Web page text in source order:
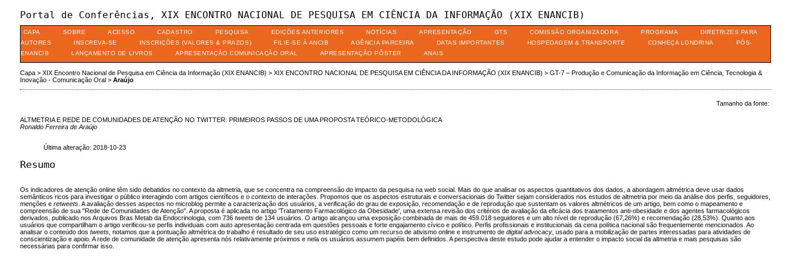
Portal de Conferências, XIX ENCONTRO NACIONAL DE PESQUISA EM CIÊNCIA DA INFORMAÇÃO (XIX ENANCIB)
CAPA SOBRE ACESSO CADASTRO PESQUISA EDIÇÕES ANTERIORES NOTÍCIAS APRESENTAÇÃO GTS COMISSÃO ORGANIZADORA PROGRAMA
DIRETRIZES PARA
AUTORES
INSCREVA-SE INSCRIÇÕES (VALORES & PRAZOS) FILIE-SE À ANCIB AGÊNCIA PARCEIRA DATAS IMPORTANTES HOSPEDAGEM & TRANSPORTE CONHEÇA LONDRINA
PÓS-
ENANCIB
LANÇAMENTO DE LIVROS APRESENTAÇÃO COMUNICAÇÃO ORAL APRESENTAÇÃO PÔSTER ANAIS
Capa> XIX Encontro Nacional de Pesquisa em Ciência da Informação (XIX ENANCIB) > XIX ENCONTRO NACIONAL DE PESQUISA EM CIÊNCIA DA INFORMAÇÃO (XIX ENANCIB) > GT-7 – Produção e Comunicação da Informação em Ciência, Tecnologia &
Inovação - Comunicação Oral> Araújo
Tamanho da fonte:
ALTMETRIA E REDE DE COMUNIDADES DE ATENÇÃO NO TWITTER: PRIMEIROS PASSOS DE UMA PROPOSTA TEÓRICO-METODOLÓGICA
Ronaldo Ferreira de Araújo
Última alteração: 2018-10-23
Resumo
Os indicadores de atenção online têm sido debatidos no contexto da altmetria, que se concentra na compreensão do impacto da pesquisa na web social. Mais do que analisar os aspectos quantitativos dos dados, a abordagem altmétrica deve usar dados
semânticos ricos para investigar o público interagindo com artigos científicos e o contexto de interações. Propomos que os aspectos estruturais e conversacionais do Twitter sejam considerados nos estudos de altmetria por meio da análise dos perfis, seguidores,
menções e retweets. A avaliação desses aspectos no microblog permite a caracterização dos usuários, a verificação do grau de exposição, recomendação e de reprodução que sustentam os valores altmétricos de um artigo, bem como o mapeamento e
compreensão de sua "Rede de Comunidades de Atenção". A proposta é aplicada no artigo 'Tratamento Farmacológico da Obesidade', uma extensa revisão dos critérios de avaliação da eficácia dos tratamentos anti-obesidade e dos agentes farmacológicos
derivados, publicado nos Arquivos Bras Metab da Endocrinologia, com 736 tweetsde 134 usuários. O artigo alcançou uma exposição combinada de mais de 459.018 seguidores e um alto nível de reprodução (67,26%) e recomendação (28,53%). Quanto aos
usuários que compartilham o artigo verificou-se perfis individuais com auto apresentação centrada em questões pessoais e forte engajamento cívico e político. Perfis profissionais e institucionais da cena política nacional são frequentemente mencionados. Ao
analisar o conteúdo dos tweets, notamos que a pontuação altmétrica do trabalho é resultado de seu uso estratégico como um recurso de ativismo online e instrumento de digital advocacy, usado para a mobilização de partes interessadas para atividades de
conscientização e apoio. A rede de comunidade de atenção apresenta nós relativamente próximos e nela os usuários assumem papéis bem definidos. A perspectiva deste estudo pode ajudar a entender o impacto social da altmetria e mais pesquisas são
necessárias para confirmar isso.